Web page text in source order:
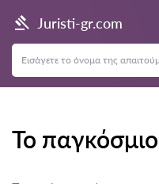
Juristi-gr.com
Το